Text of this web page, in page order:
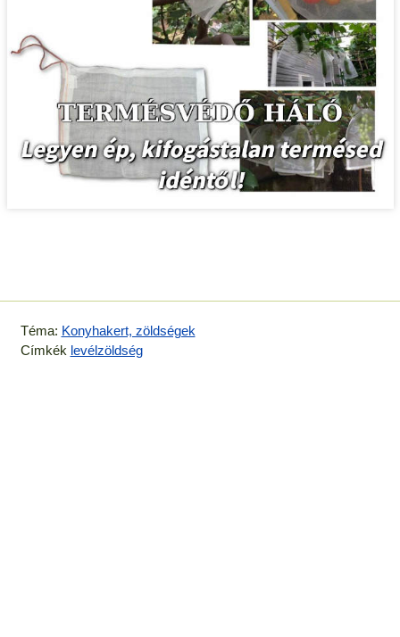
Téma: Konyhakert, zöldségek
Címkék levélzöldség